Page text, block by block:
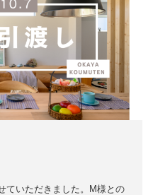
ていただきました。M様との